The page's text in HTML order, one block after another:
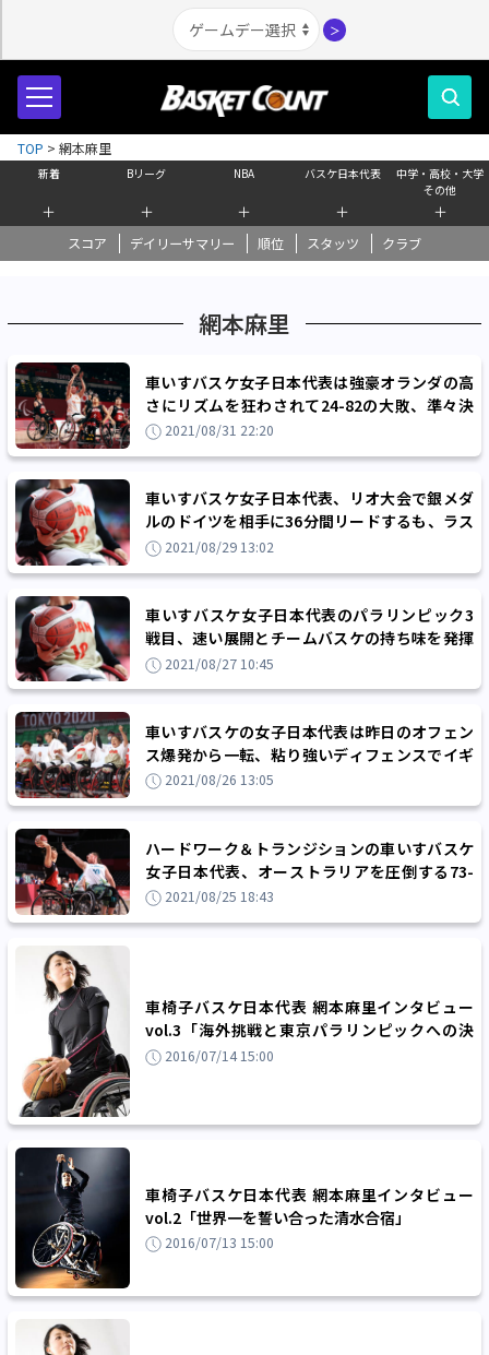
＞
新着
＋
Bリーグ
＋
NBA
＋
バスケ日本代表
＋
中学・高校・大学
その他
＋
スコア デイリーサマリー 順位 スタッツ クラブ
TOP > 網本麻里
網本麻里
車いすバスケ女子日本代表は強豪オランダの高
さにリズムを狂わされて24-82の大敗、準々決
勝に敗れてメダル獲得の夢が潰える
2021/08/31 22:20
車いすバスケ女子日本代表、リオ大会で銀メダ
ルのドイツを相手に36分間リードするも、ラス
ト30秒で逆転される痛恨の一敗
2021/08/29 13:02
車いすバスケ女子日本代表のパラリンピック3
戦目、速い展開とチームバスケの持ち味を発揮
できずにカナダに35-61の大敗
2021/08/27 10:45
車いすバスケの女子日本代表は昨日のオフェン
ス爆発から一転、粘り強いディフェンスでイギ
リスとの接戦を制す
2021/08/26 13:05
ハードワーク＆トランジションの車いすバスケ
女子日本代表、オーストラリアを圧倒する73-
47のパラ初戦快勝スタート
2021/08/25 18:43
車椅子バスケ日本代表 網本麻里インタビュー
vol.3「海外挑戦と東京パラリンピックへの決
意」2016/07/14 15:00
車椅子バスケ日本代表 網本麻里インタビュー
vol.2「世界一を誓い合った清水合宿」
2016/07/13 15:00